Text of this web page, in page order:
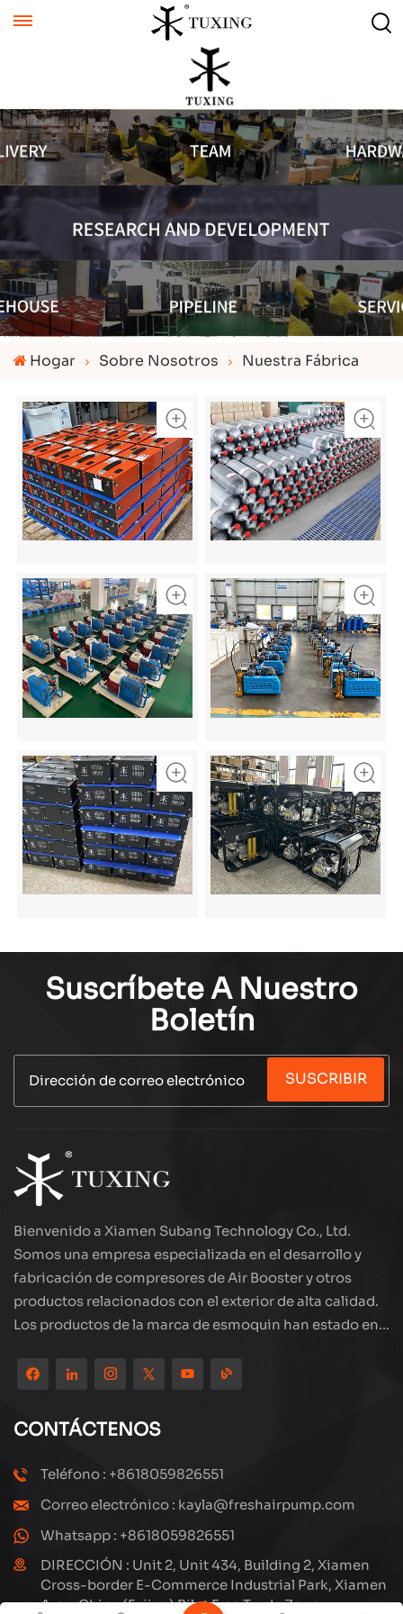
Hogar Sobre Nosotros Nuestra Fábrica
Suscríbete A Nuestro
Boletín
SUSCRIBIR
Bienvenido a Xiamen Subang Technology Co., Ltd.
Somos una empresa especializada en el desarrollo y
fabricación de compresores de Air Booster y otros
productos relacionados con el exterior de alta calidad.
Los productos de la marca de esmoquin han estado en
ubicada en el hermoso paisaje de la ciudad costera:
Xiamen, nuestros productos se exportan a más de 80
países y regiones, con una excelente calidad ha ganado
una amplia reputación internacional. Subang
Technology tiene un equipo de ventas profesional y un
estamos explorando y estudiando cómo actualizar
continuamente nuestros productos a través de la
innovación para satisfacer las crecientes necesidades
de los clientes. El enfoque central de la compañía en la
producción y fabricación de compresores de alta
CONTÁCTENOS
Teléfono : +8618059826551
Correo electrónico : kayla@freshairpump.com
Whatsapp : +8618059826551
DIRECCIÓN : Unit 2, Unit 434, Building 2, Xiamen
Cross-border E-Commerce Industrial Park, Xiamen
Area, China (Fujian) Pilot Free Trade Zone